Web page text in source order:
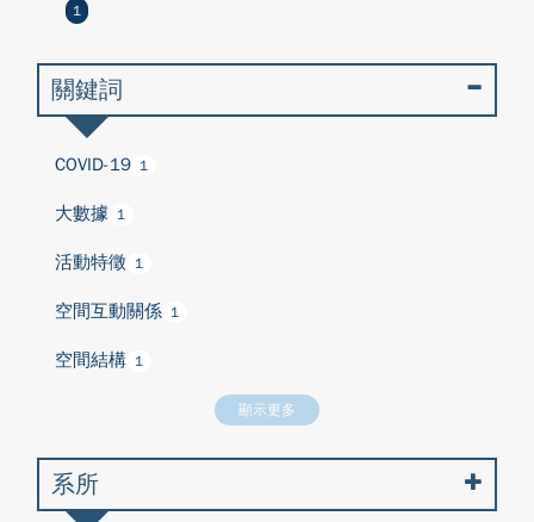
1
關鍵詞
COVID-19 1
大數據 1
活動特徵 1
空間互動關係 1
空間結構 1
顯示更多
系所